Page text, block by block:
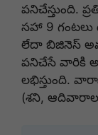
పనిచేస్తుంది.
సహా 9 గంటలు
లేదా బిజినెస్
పనిచేసే వారికి
లభిస్తుంది.
(శని,